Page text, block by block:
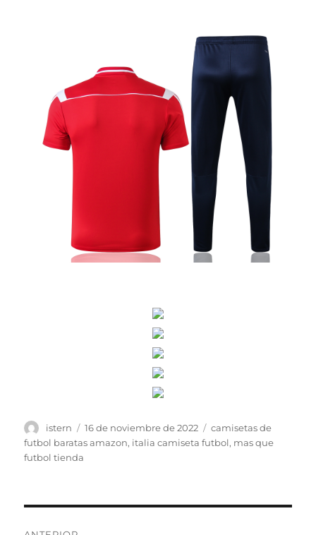
Autor
istern
Publicado
el
16 de noviembre de 2022 Etiquetas
camisetas de
futbol baratas amazon, italia camiseta futbol, mas que
futbol tienda